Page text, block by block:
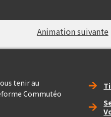
Animation suivante
tenir au
Commutéo